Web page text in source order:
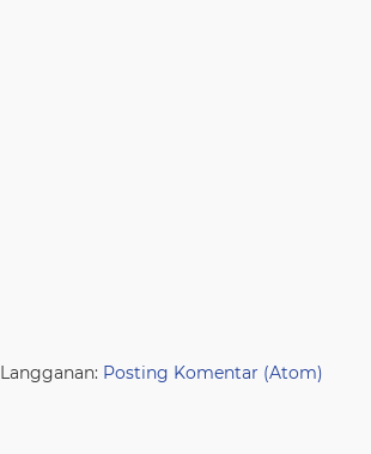
Langganan: Posting Komentar (Atom)